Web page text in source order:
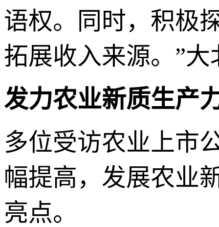
语权。同时，积极
拓展收入来源。”
发力农业新质生产
多位受访农业上市
幅提高，发展农业
亮点。